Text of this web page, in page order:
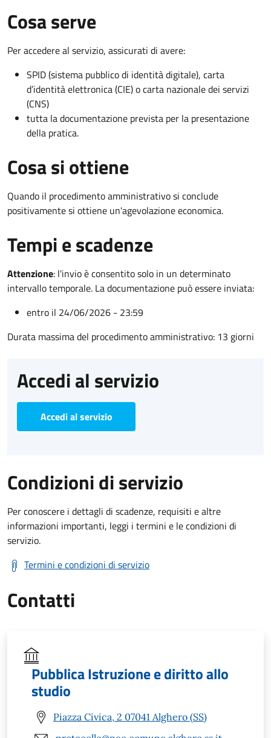
Cosa serve
Per accedere al servizio, assicurati di avere:
SPID (sistema pubblico di identità digitale), carta
d’identità elettronica (CIE) o carta nazionale dei servizi
(CNS)
tutta la documentazione prevista per la presentazione
della pratica.
Cosa si ottiene
Quando il procedimento amministrativo si conclude
positivamente si ottiene un'agevolazione economica.
Tempi e scadenze
Attenzione: l'invio è consentito solo in un determinato
intervallo temporale. La documentazione può essere inviata:
entro il 24/06/2026 - 23:59
Durata massima del procedimento amministrativo: 13 giorni
Accedi al servizio
Accedi al servizio
Condizioni di servizio
Per conoscere i dettagli di scadenze, requisiti e altre
informazioni importanti, leggi i termini e le condizioni di
servizio.
Termini e condizioni di servizio
Contatti
Pubblica Istruzione e diritto allo
studio
Piazza Civica, 2 07041 Alghero (SS)